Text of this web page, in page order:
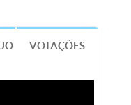
VOTAÇÕES